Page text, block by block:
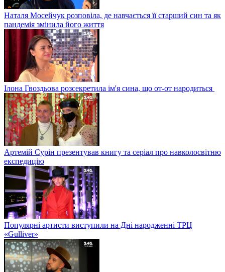
Наталя Мосейчук розповіла, де навчається її старший син та як
пандемія змінила його життя
Ілона Гвоздьова розсекретила ім'я сина, що от-от народиться
Артемій Сурін презентував книгу та серіал про навколосвітню
експедицію
Популярні артисти виступили на Дні народженні ТРЦ
«Gulliver»